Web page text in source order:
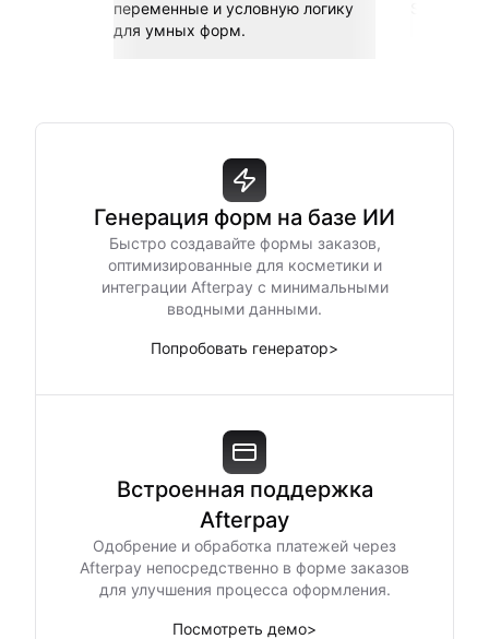
переменные и условную логику
для умных форм.
Генерация форм на базе ИИ
Быстро создавайте формы заказов,
оптимизированные для косметики и
интеграции Afterpay с минимальными
вводными данными.
Попробовать генератор>
Встроенная поддержка
Afterpay
Одобрение и обработка платежей через
Afterpay непосредственно в форме заказов
для улучшения процесса оформления.
Посмотреть демо>